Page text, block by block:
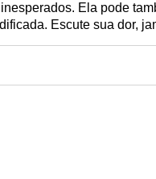
Ela pode
Escute sua dor,